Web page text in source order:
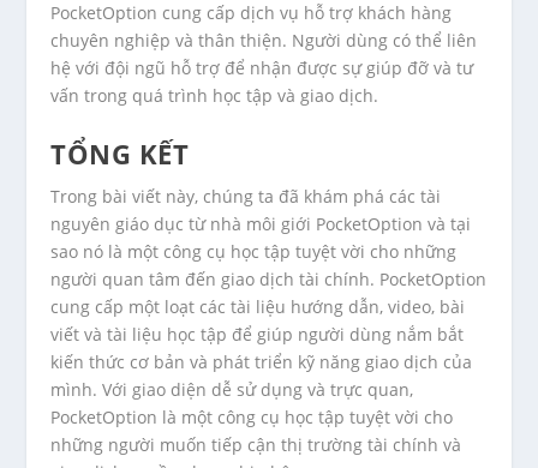
PocketOption cung cấp dịch vụ hỗ trợ khách hàng
chuyên nghiệp và thân thiện. Người dùng có thể liên
hệ với đội ngũ hỗ trợ để nhận được sự giúp đỡ và tư
vấn trong quá trình học tập và giao dịch.
TỔNG KẾT
Trong bài viết này, chúng ta đã khám phá các tài
nguyên giáo dục từ nhà môi giới PocketOption và tại
sao nó là một công cụ học tập tuyệt vời cho những
người quan tâm đến giao dịch tài chính. PocketOption
cung cấp một loạt các tài liệu hướng dẫn, video, bài
viết và tài liệu học tập để giúp người dùng nắm bắt
kiến thức cơ bản và phát triển kỹ năng giao dịch của
mình. Với giao diện dễ sử dụng và trực quan,
PocketOption là một công cụ học tập tuyệt vời cho
những người muốn tiếp cận thị trường tài chính và